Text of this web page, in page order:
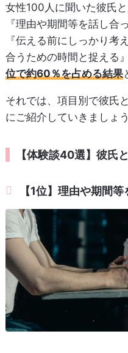
女性100人に聞いた彼氏
『理由や期間等を話し
『伝える前にしっかり考
合うための時間と捉える
位で約60％を占める結果
それでは、項目別で彼氏
にご紹介していきましょう
【体験談40選】彼氏
【1位】理由や期間